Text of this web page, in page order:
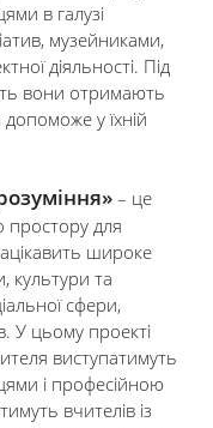
в галузі
музейниками,
діяльності. Під
вони отримають
у їхній
– це
простору для
широке
культури та
сфери,
У цьому проекті
виступатимуть
і професійною
вчителів із